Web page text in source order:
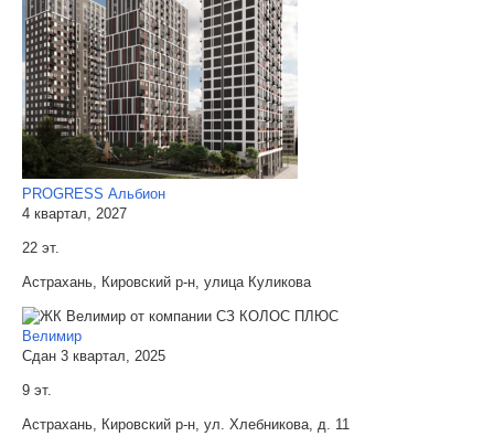
PROGRESS Альбион
4 квартал, 2027
22 эт.
Астрахань, Кировский р-н, улица Куликова
Велимир
Сдан 3 квартал, 2025
9 эт.
Астрахань, Кировский р-н, ул. Хлебникова, д. 11